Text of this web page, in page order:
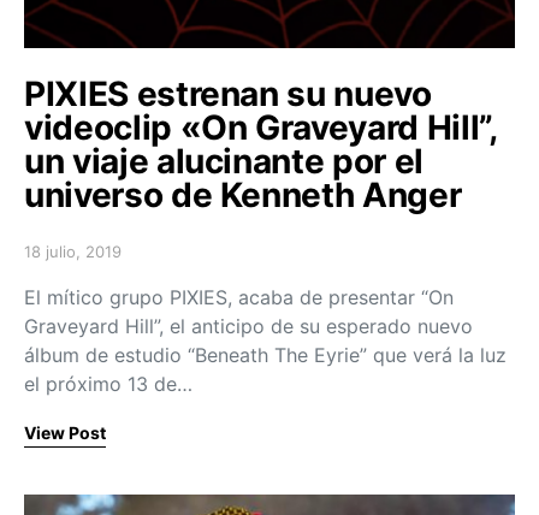
PIXIES estrenan su nuevo
videoclip «On Graveyard Hill”,
un viaje alucinante por el
universo de Kenneth Anger
Posted on
18 julio, 2019
El mítico grupo PIXIES, acaba de presentar “On
Graveyard Hill”, el anticipo de su esperado nuevo
álbum de estudio “Beneath The Eyrie” que verá la luz
el próximo 13 de…
View Post